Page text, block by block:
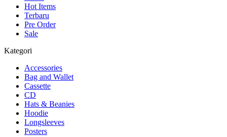
Hot Items
Terbaru
Pre Order
Sale
Kategori
Accessories
Bag and Wallet
Cassette
CD
Hats & Beanies
Hoodie
Longsleeves
Posters